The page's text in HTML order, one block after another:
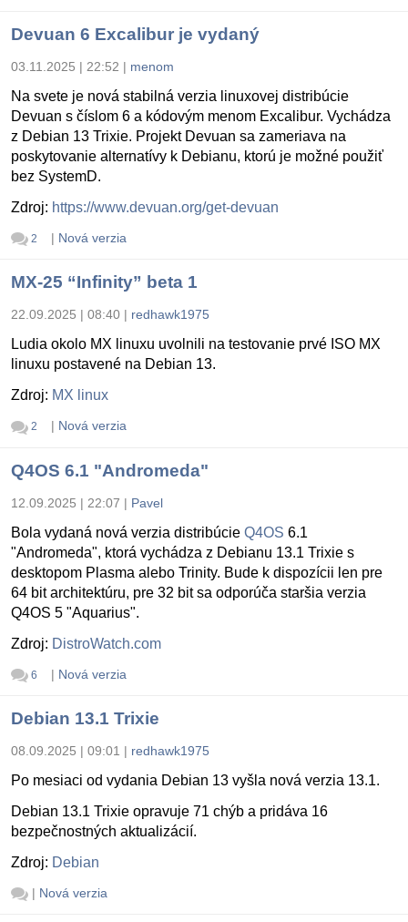
Devuan 6 Excalibur je vydaný
03.11.2025 | 22:52 | menom
Na svete je nová stabilná verzia linuxovej distribúcie
Devuan s číslom 6 a kódovým menom Excalibur. Vychádza
z Debian 13 Trixie. Projekt Devuan sa zameriava na
poskytovanie alternatívy k Debianu, ktorú je možné použiť
bez SystemD.
Zdroj: https://www.devuan.org/get-devuan
2 | Nová verzia
MX-25 “Infinity” beta 1
22.09.2025 | 08:40 | redhawk1975
Ludia okolo MX linuxu uvolnili na testovanie prvé ISO MX
linuxu postavené na Debian 13.
Zdroj: MX linux
2 | Nová verzia
Q4OS 6.1 "Andromeda"
12.09.2025 | 22:07 | Pavel
Bola vydaná nová verzia distribúcie Q4OS 6.1
"Andromeda", ktorá vychádza z Debianu 13.1 Trixie s
desktopom Plasma alebo Trinity. Bude k dispozícii len pre
64 bit architektúru, pre 32 bit sa odporúča staršia verzia
Q4OS 5 "Aquarius".
Zdroj: DistroWatch.com
6 | Nová verzia
Debian 13.1 Trixie
08.09.2025 | 09:01 | redhawk1975
Po mesiaci od vydania Debian 13 vyšla nová verzia 13.1.
Debian 13.1 Trixie opravuje 71 chýb a pridáva 16
bezpečnostných aktualizácií.
Zdroj: Debian
| Nová verzia